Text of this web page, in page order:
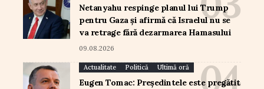
Netanyahu respinge planul lui Trump
pentru Gaza și afirmă că Israelul nu se
va retrage fără dezarmarea Hamasului
09.08.2026
Actualitate Politică Ultimă oră
Eugen Tomac: Președintele este pregătit